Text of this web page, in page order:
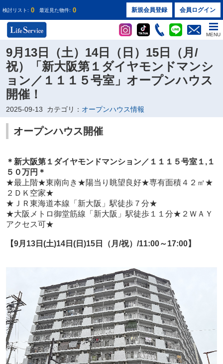
検討リスト: 0 最近見た物件: 0 新規会員登録 会員ログイン
MENU
9月13日（土）14日（日）15日（月/
祝）「新大阪第１ダイヤモンドマンシ
ョン／１１１５号室」オープンハウス
開催！
2025-09-13 カテゴリ： オープンハウス情報
オープンハウス開催
＊新大阪第１ダイヤモンドマンション／１１１５号室１ ,１
５０万円 ＊
★最上階★東南向き★陽当り眺望良好★専有面積４２㎡★
２ＤＫ空家★
★ＪＲ東海道本線「新大阪」駅徒歩７分★
★大阪メトロ御堂筋線「新大阪」駅徒歩１１分★２ＷＡＹ
アクセス可★
【9月13日(土)14日(日)15日（月/祝）/11:00～17:00】